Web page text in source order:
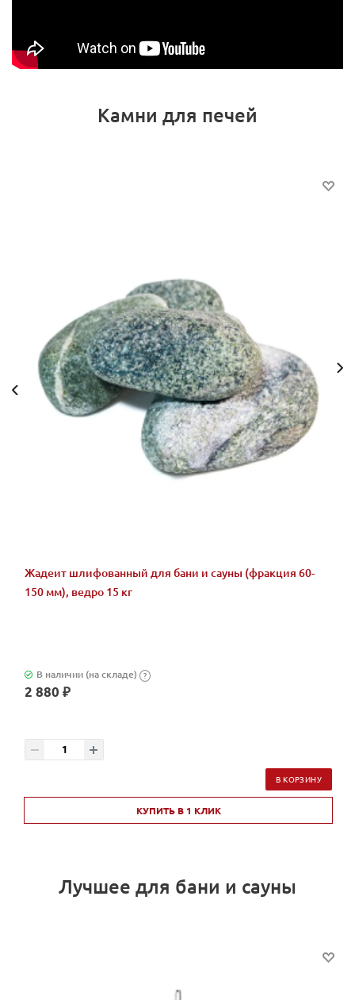
Камни для печей
Жадеит шлифованный для бани и сауны (фракция 60-
150 мм), ведро 15 кг
В наличии (на складе) ?
2 880 ₽
В КОРЗИНУ
КУПИТЬ В 1 КЛИК
Лучшее для бани и сауны